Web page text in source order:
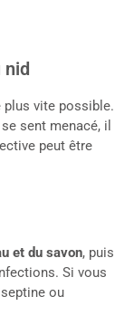
nid
plus vite possible.
sent menacé, il
peut être
et du savon, puis
Si vous
ou